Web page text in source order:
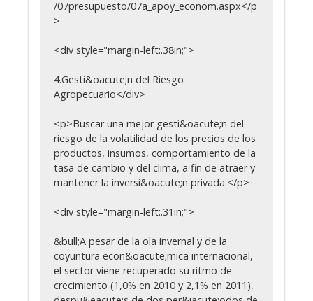
/07presupuesto/07a_apoy_econom.aspx</p
>
<div style="margin-left:.38in;">
4.Gesti&oacute;n del Riesgo
Agropecuario</div>
<p>Buscar una mejor gesti&oacute;n del
riesgo de la volatilidad de los precios de los
productos, insumos, comportamiento de la
tasa de cambio y del clima, a fin de atraer y
mantener la inversi&oacute;n privada.</p>
<div style="margin-left:.31in;">
&bull;A pesar de la ola invernal y de la
coyuntura econ&oacute;mica internacional,
el sector viene recuperado su ritmo de
crecimiento (1,0% en 2010 y 2,1% en 2011),